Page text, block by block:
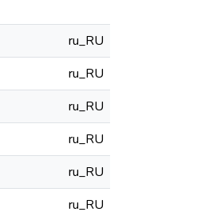
ru_RU
ru_RU
ru_RU
ru_RU
ru_RU
ru_RU